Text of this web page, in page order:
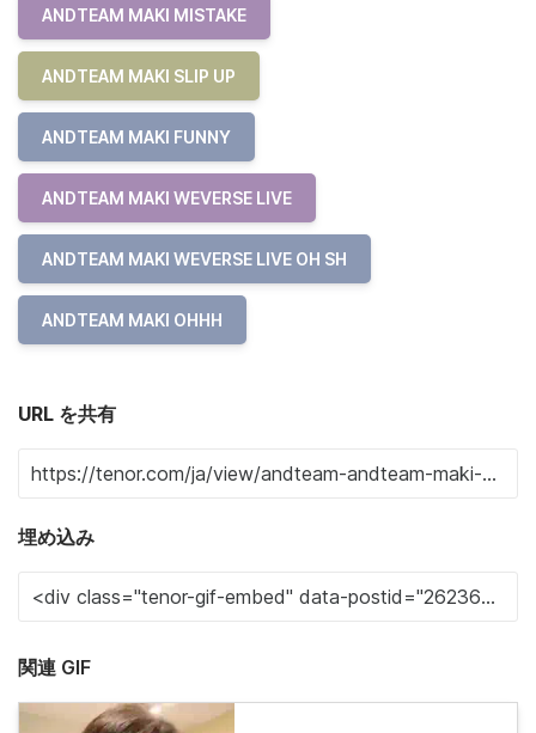
ANDTEAM MAKI MISTAKE
ANDTEAM MAKI SLIP UP
ANDTEAM MAKI FUNNY
ANDTEAM MAKI WEVERSE LIVE
ANDTEAM MAKI WEVERSE LIVE OH SH
ANDTEAM MAKI OHHH
URL を共有
埋め込み
関連 GIF